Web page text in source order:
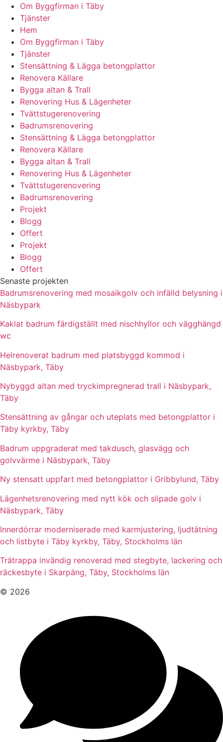
Om Byggfirman i Täby
Tjänster
Hem
Om Byggfirman i Täby
Tjänster
Stensättning & Lägga betongplattor
Renovera Källare
Bygga altan & Trall
Renovering Hus & Lägenheter
Tvättstugerenovering
Badrumsrenovering
Stensättning & Lägga betongplattor
Renovera Källare
Bygga altan & Trall
Renovering Hus & Lägenheter
Tvättstugerenovering
Badrumsrenovering
Projekt
Blogg
Offert
Projekt
Blogg
Offert
Senaste projekten
Badrumsrenovering med mosaikgolv och infälld belysning i
Näsbypark
Kaklat badrum färdigställt med nischhyllor och vägghängd
wc
Helrenoverat badrum med platsbyggd kommod i
Näsbypark, Täby
Nybyggd altan med tryckimpregnerad trall i Näsbypark,
Täby
Stensättning av gångar och uteplats med betongplattor i
Täby kyrkby, Täby
Badrum uppgraderat med takdusch, glasvägg och
golvvärme i Näsbypark, Täby
Ny stensatt uppfart med betongplattor i Gribbylund, Täby
Lägenhetsrenovering med nytt kök och slipade golv i
Näsbypark, Täby
Innerdörrar moderniserade med karmjustering, ljudtätning
och listbyte i Täby kyrkby, Täby, Stockholms län
Trätrappa invändig renoverad med stegbyte, lackering och
räckesbyte i Skarpäng, Täby, Stockholms län
© 2026